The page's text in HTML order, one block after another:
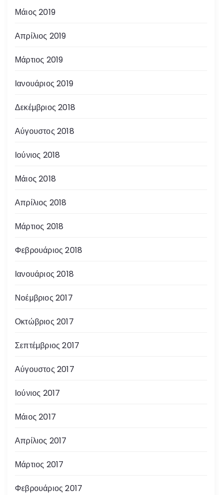
Μάιος 2019
Απρίλιος 2019
Μάρτιος 2019
Ιανουάριος 2019
Δεκέμβριος 2018
Αύγουστος 2018
Ιούνιος 2018
Μάιος 2018
Απρίλιος 2018
Μάρτιος 2018
Φεβρουάριος 2018
Ιανουάριος 2018
Νοέμβριος 2017
Οκτώβριος 2017
Σεπτέμβριος 2017
Αύγουστος 2017
Ιούνιος 2017
Μάιος 2017
Απρίλιος 2017
Μάρτιος 2017
Φεβρουάριος 2017